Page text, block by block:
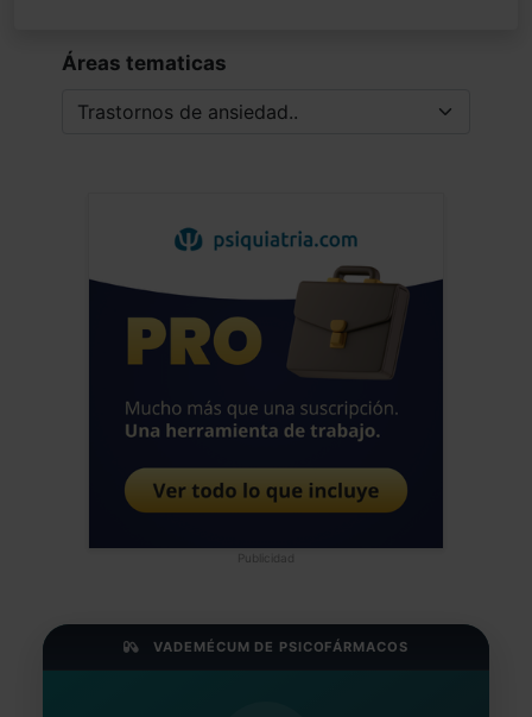
Áreas tematicas
Publicidad
VADEMÉCUM DE PSICOFÁRMACOS